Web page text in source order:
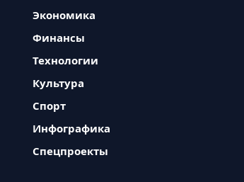
Экономика
Финансы
Технологии
Культура
Спорт
Инфографика
Спецпроекты